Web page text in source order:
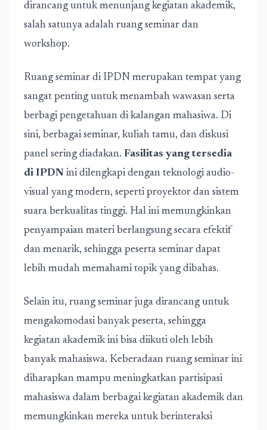
dirancang untuk menunjang kegiatan akademik,
salah satunya adalah ruang seminar dan
workshop.
Ruang seminar di IPDN merupakan tempat yang
sangat penting untuk menambah wawasan serta
berbagi pengetahuan di kalangan mahasiwa. Di
sini, berbagai seminar, kuliah tamu, dan diskusi
panel sering diadakan. Fasilitas yang tersedia
di IPDN ini dilengkapi dengan teknologi audio-
visual yang modern, seperti proyektor dan sistem
suara berkualitas tinggi. Hal ini memungkinkan
penyampaian materi berlangsung secara efektif
dan menarik, sehingga peserta seminar dapat
lebih mudah memahami topik yang dibahas.
Selain itu, ruang seminar juga dirancang untuk
mengakomodasi banyak peserta, sehingga
kegiatan akademik ini bisa diikuti oleh lebih
banyak mahasiswa. Keberadaan ruang seminar ini
diharapkan mampu meningkatkan partisipasi
mahasiswa dalam berbagai kegiatan akademik dan
memungkinkan mereka untuk berinteraksi